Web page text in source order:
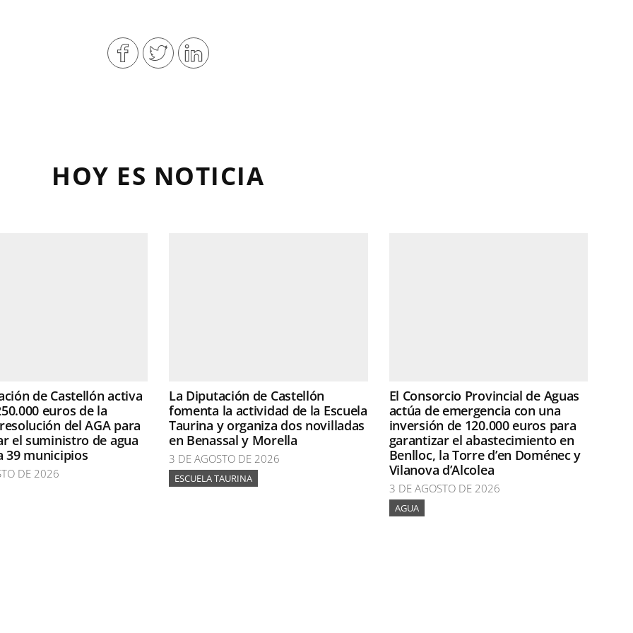
HOY ES NOTICIA
de Castellón activa
euros de la
del AGA para
el suministro de agua
39 municipios
DE 2026
La Diputación de Castellón
fomenta la actividad de la Escuela
Taurina y organiza dos novilladas
en Benassal y Morella
3 DE AGOSTO DE 2026
ESCUELA TAURINA
El Consorcio Provincial de Aguas
actúa de emergencia con una
inversión de 120.000 euros para
garantizar el abastecimiento en
Benlloc, la Torre d’en Doménec y
Vilanova d’Alcolea
3 DE AGOSTO DE 2026
AGUA